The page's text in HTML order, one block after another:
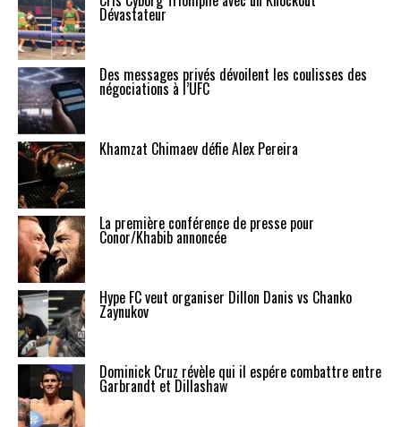
Dévastateur
Des messages privés dévoilent les coulisses des
négociations à l’UFC
Khamzat Chimaev défie Alex Pereira
La première conférence de presse pour
Conor/Khabib annoncée
Hype FC veut organiser Dillon Danis vs Chanko
Zaynukov
Dominick Cruz révèle qui il espére combattre entre
Garbrandt et Dillashaw